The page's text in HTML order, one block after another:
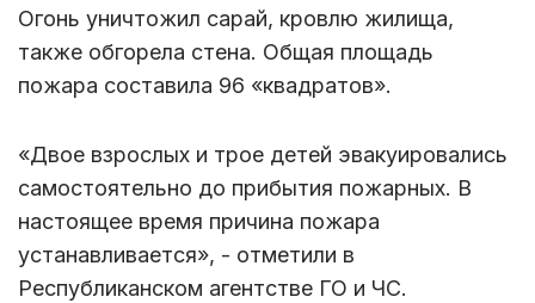
Огонь уничтожил сарай, кровлю жилища,
также обгорела стена. Общая площадь
пожара составила 96 «квадратов».
«Двое взрослых и трое детей эвакуировались
самостоятельно до прибытия пожарных. В
настоящее время причина пожара
устанавливается», - отметили в
Республиканском агентстве ГО и ЧС.